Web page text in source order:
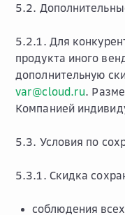
5.2.
5.2.1. Для
продукта иного
дополнительную
var@cloud.ru.
Компанией
5.3. Условия по
5.3.1. Скидка
соблюдения